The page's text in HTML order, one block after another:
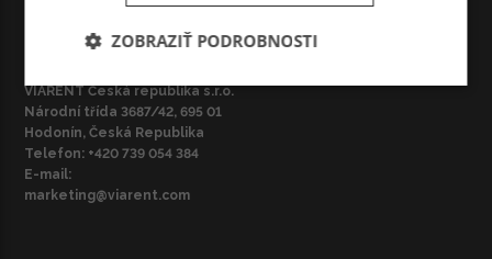
VIARENT Česká republika s.r.o.
Národní třída 3687/42, 695 01
Hodonín, Česká Republika
Telefon: +420 739 054 384
E-mail:
marketing@viarent.com
ZOBRAZIŤ PODROBNOSTI